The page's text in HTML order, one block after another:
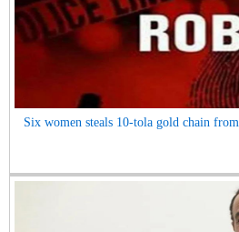
Six women steals 10-tola gold chain